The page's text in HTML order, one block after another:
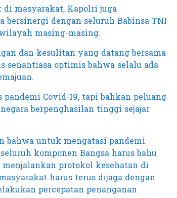
masyarakat, Kapolri juga
bersinergi dengan seluruh Babinsa TNI
masing-masing.
dan kesulitan yang datang bersama
senantiasa optimis bahwa selalu ada
Covid-19, tapi bahkan peluang
berpenghasilan tinggi sejajar
bahwa untuk mengatasi pandemi
komponen Bangsa harus bahu
protokol kesehatan di
harus terus dijaga dengan
percepatan penanganan